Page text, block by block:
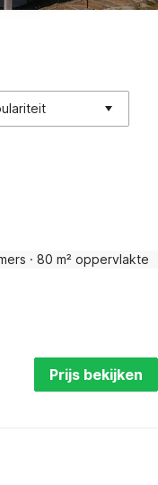
· 80 m² oppervlakte
Prijs bekijken